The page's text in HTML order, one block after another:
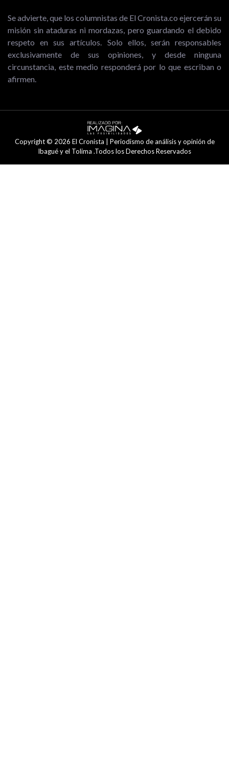
Se advierte, que los columnistas de El Cronista.co ejercerán su
misión sin ataduras ni mordazas, pero guardando el debido
respeto en sus artículos. Solo ellos, serán responsables
exclusivamente de sus opiniones, y desde ninguna
circunstancia, este medio responderá por lo que escriban o
afirmen.
Copyright © 2026 El Cronista | Periodismo de análisis y opinión de
Ibagué y el Tolima .Todos los Derechos Reservados